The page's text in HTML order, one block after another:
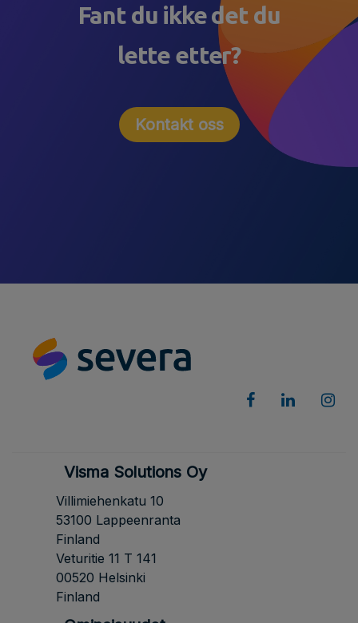
Fant du ikke det du
lette etter?
Kontakt oss
Visma Solutions Oy
Villimiehenkatu 10
53100 Lappeenranta
Finland
Veturitie 11 T 141
00520 Helsinki
Finland